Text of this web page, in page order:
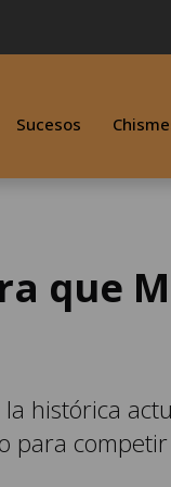
Sucesos
que
histórica
para